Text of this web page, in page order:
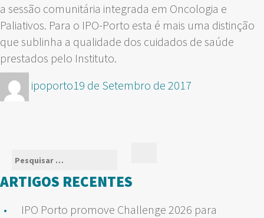
a sessão comunitária integrada em Oncologia e
Paliativos. Para o IPO-Porto esta é mais uma distinção
que sublinha a qualidade dos cuidados de saúde
prestados pelo Instituto.
Autor
ipoportoPublicado
19 de Setembro de 2017
Pesquisar
por:
ARTIGOS RECENTES
IPO Porto promove Challenge 2026 para